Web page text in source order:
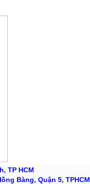
TP HCM
Bàng, Quận 5, TPHCM